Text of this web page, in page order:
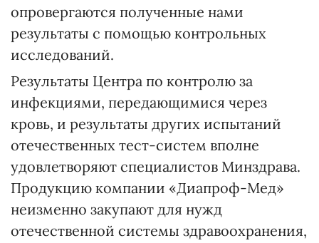
опровергаются полученные нами
результаты с помощью контрольных
исследований.
Результаты Центра по контролю за
инфекциями, передающимися через
кровь, и результаты других испытаний
отечественных тест-систем вполне
удовлетворяют специалистов Минздрава.
Продукцию компании «Диапроф-Мед»
неизменно закупают для нужд
отечественной системы здравоохранения,